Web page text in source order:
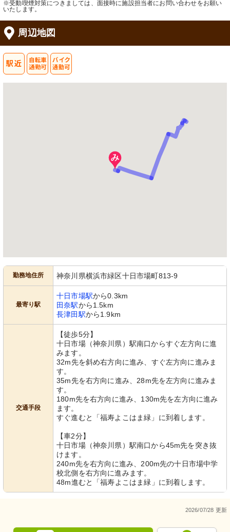
※受動喫煙対策につきましては、面接時に施設担当者にお問い合わせをお願い
いたします。
周辺地図
勤務地住所 神奈川県横浜市緑区十日市場町813-9
最寄り駅
十日市場駅から0.3km
田奈駅から1.5km
長津田駅から1.9km
交通手段
【徒歩5分】
十日市場（神奈川県）駅南口からすぐ左方向に進
みます。
32m先を斜め右方向に進み、すぐ左方向に進みま
す。
35m先を右方向に進み、28m先を左方向に進みま
す。
180m先を右方向に進み、130m先を左方向に進み
ます。
すぐ進むと「福寿よこはま緑」に到着します。
【車2分】
十日市場（神奈川県）駅南口から45m先を突き抜
けます。
240m先を右方向に進み、200m先の十日市場中学
校北側を右方向に進みます。
48m進むと「福寿よこはま緑」に到着します。
2026/07/28 更新